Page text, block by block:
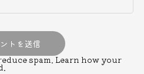
spam.Learn how your